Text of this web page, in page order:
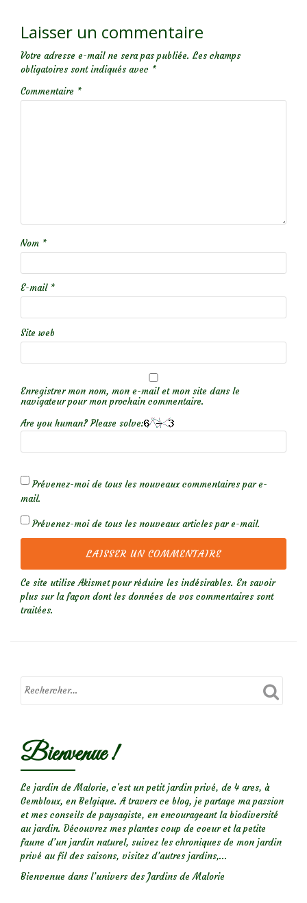
Laisser un commentaire
Votre adresse e-mail ne sera pas publiée. Les champs
obligatoires sont indiqués avec *
Commentaire *
Nom *
E-mail *
Site web
Enregistrer mon nom, mon e-mail et mon site dans le
navigateur pour mon prochain commentaire.
Are you human? Please solve:
Prévenez-moi de tous les nouveaux commentaires par e-
mail.
Prévenez-moi de tous les nouveaux articles par e-mail.
Ce site utilise Akismet pour réduire les indésirables. En savoir
plus sur la façon dont les données de vos commentaires sont
traitées.
Bienvenue !
Le jardin de Malorie, c'est un petit jardin privé, de 4 ares, à
Gembloux, en Belgique. A travers ce blog, je partage ma passion
et mes conseils de paysagiste, en encourageant la biodiversité
au jardin. Découvrez mes plantes coup de coeur et la petite
faune d’un jardin naturel, suivez les chroniques de mon jardin
privé au fil des saisons, visitez d’autres jardins,...
Bienvenue dans l’univers des Jardins de Malorie